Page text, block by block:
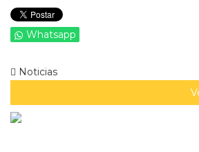
Whatsapp
Noticias